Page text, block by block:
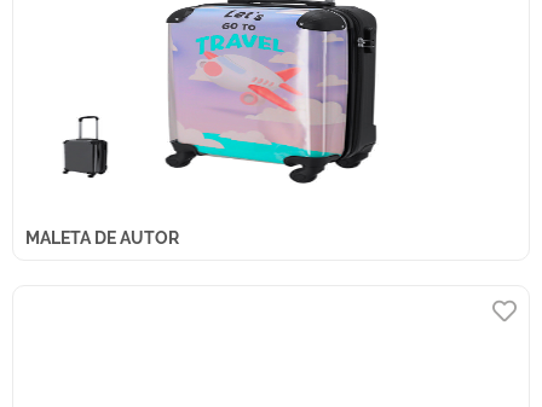
MALETA DE AUTOR